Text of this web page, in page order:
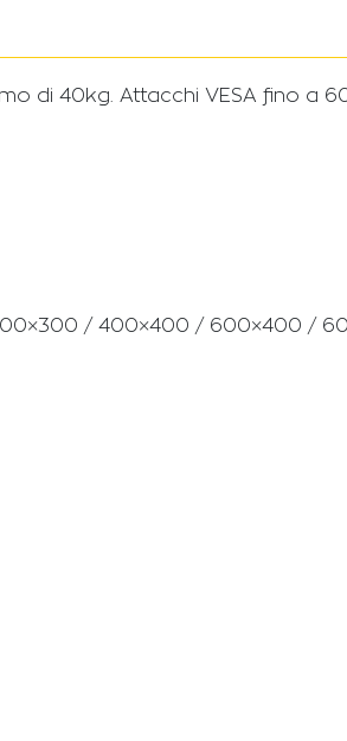
di 40kg. Attacchi VESA fino a
/ 400×400 / 600×400 /